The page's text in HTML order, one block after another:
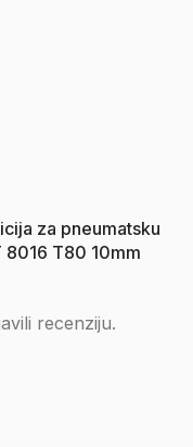
za pneumatsku
8016 T80 10mm
recenziju.